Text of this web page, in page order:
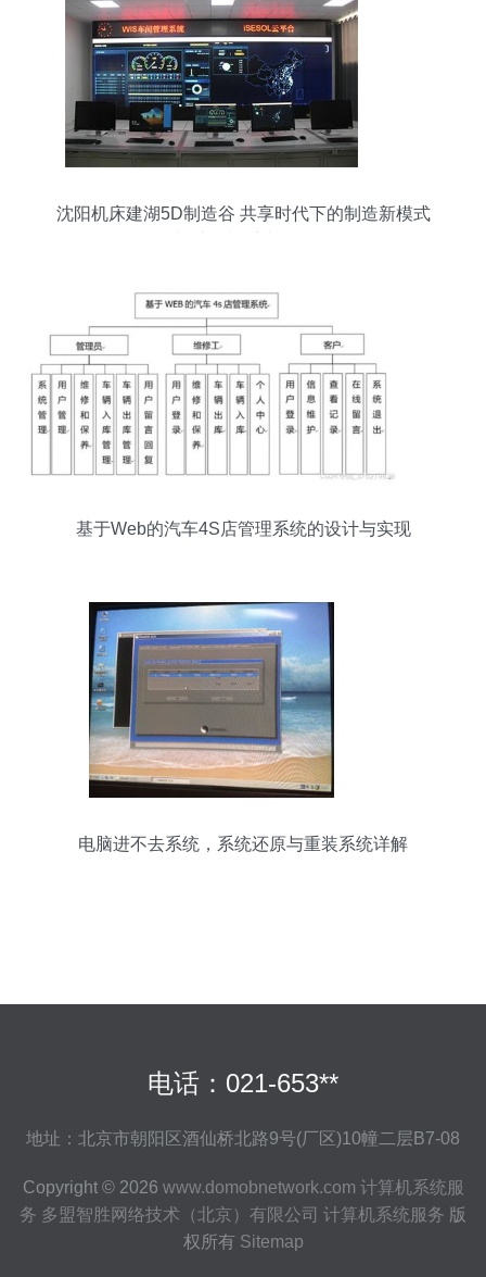
沈阳机床建湖5D制造谷 共享时代下的制造新模式
基于Web的汽车4S店管理系统的设计与实现
电脑进不去系统，系统还原与重装系统详解
电话：021-653**
地址：北京市朝阳区酒仙桥北路9号(厂区)10幢二层B7-08
Copyright © 2026 www.domobnetwork.com 计算机系统服
务 多盟智胜网络技术（北京）有限公司 计算机系统服务 版
权所有 Sitemap